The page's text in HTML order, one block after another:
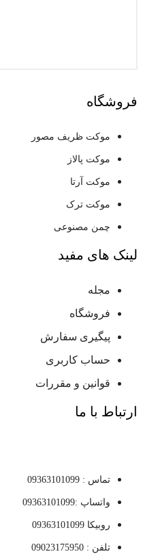
فروشگاه
موکت ظریف مصور
موکت پالاز
موکت آرتا
موکت ترک
چمن مصنوعی
لینک های مفید
مجله
فروشگاه
پیگیری سفارش
حساب کاربری
قوانین و مقررات
ارتباط با ما
تماس : 09363101099
واتساپ :09363101099
روبیکا 09363101099
تلفن : 09023175950